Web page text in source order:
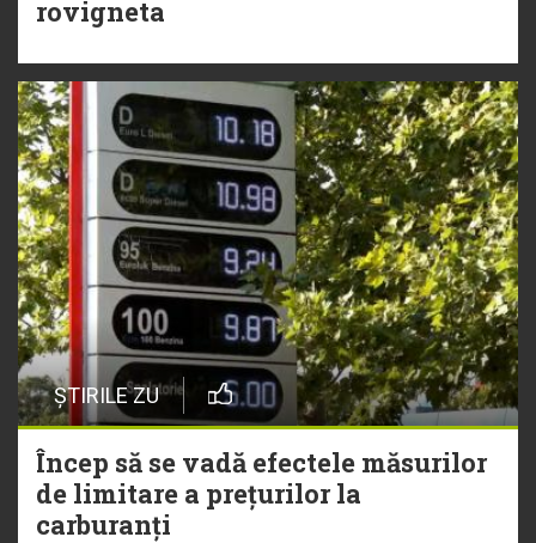
rovigneta
ȘTIRILE ZU
Încep să se vadă efectele măsurilor
de limitare a prețurilor la
carburanți